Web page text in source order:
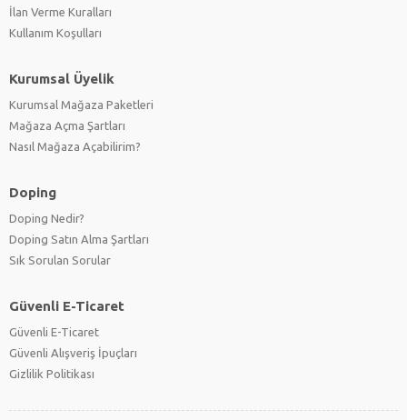
İlan Verme Kuralları
Kullanım Koşulları
Kurumsal Üyelik
Kurumsal Mağaza Paketleri
Mağaza Açma Şartları
Nasıl Mağaza Açabilirim?
Doping
Doping Nedir?
Doping Satın Alma Şartları
Sık Sorulan Sorular
Güvenli E-Ticaret
Güvenli E-Ticaret
Güvenli Alışveriş İpuçları
Gizlilik Politikası